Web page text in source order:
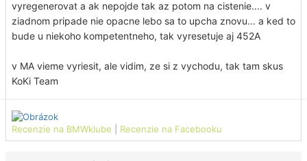
vyregenerovat a ak nepojde tak az potom na cistenie.... v
ziadnom pripade nie opacne lebo sa to upcha znovu... a ked to
bude u niekoho kompetentneho, tak vyresetuje aj 452A
v MA vieme vyriesit, ale vidim, ze si z vychodu, tak tam skus
KoKi Team
Recenzie na BMWklube Recenzie na Facebooku